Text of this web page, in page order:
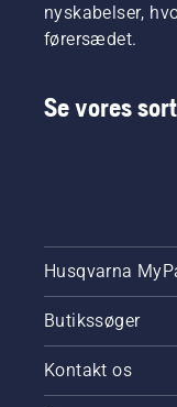
nyskabelser,
førersædet.
Se vores
Husqvarna
Butikssøger
Kontakt os